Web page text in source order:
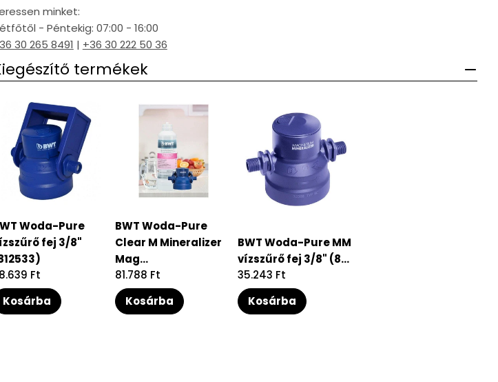
minket:
- Péntekig: 07:00 - 16:00
30 265 8491 | +36 30 222 50 36
termékek
Woda-Pure
fej 3/8"
Ft
Kosárba
BWT Woda-Pure
Clear M Mineralizer
Mag...
Regular
price
81.788 Ft
Kosárba
BWT Woda-Pure MM
vízszűrő fej 3/8" (8...
Regular
price
35.243 Ft
Kosárba